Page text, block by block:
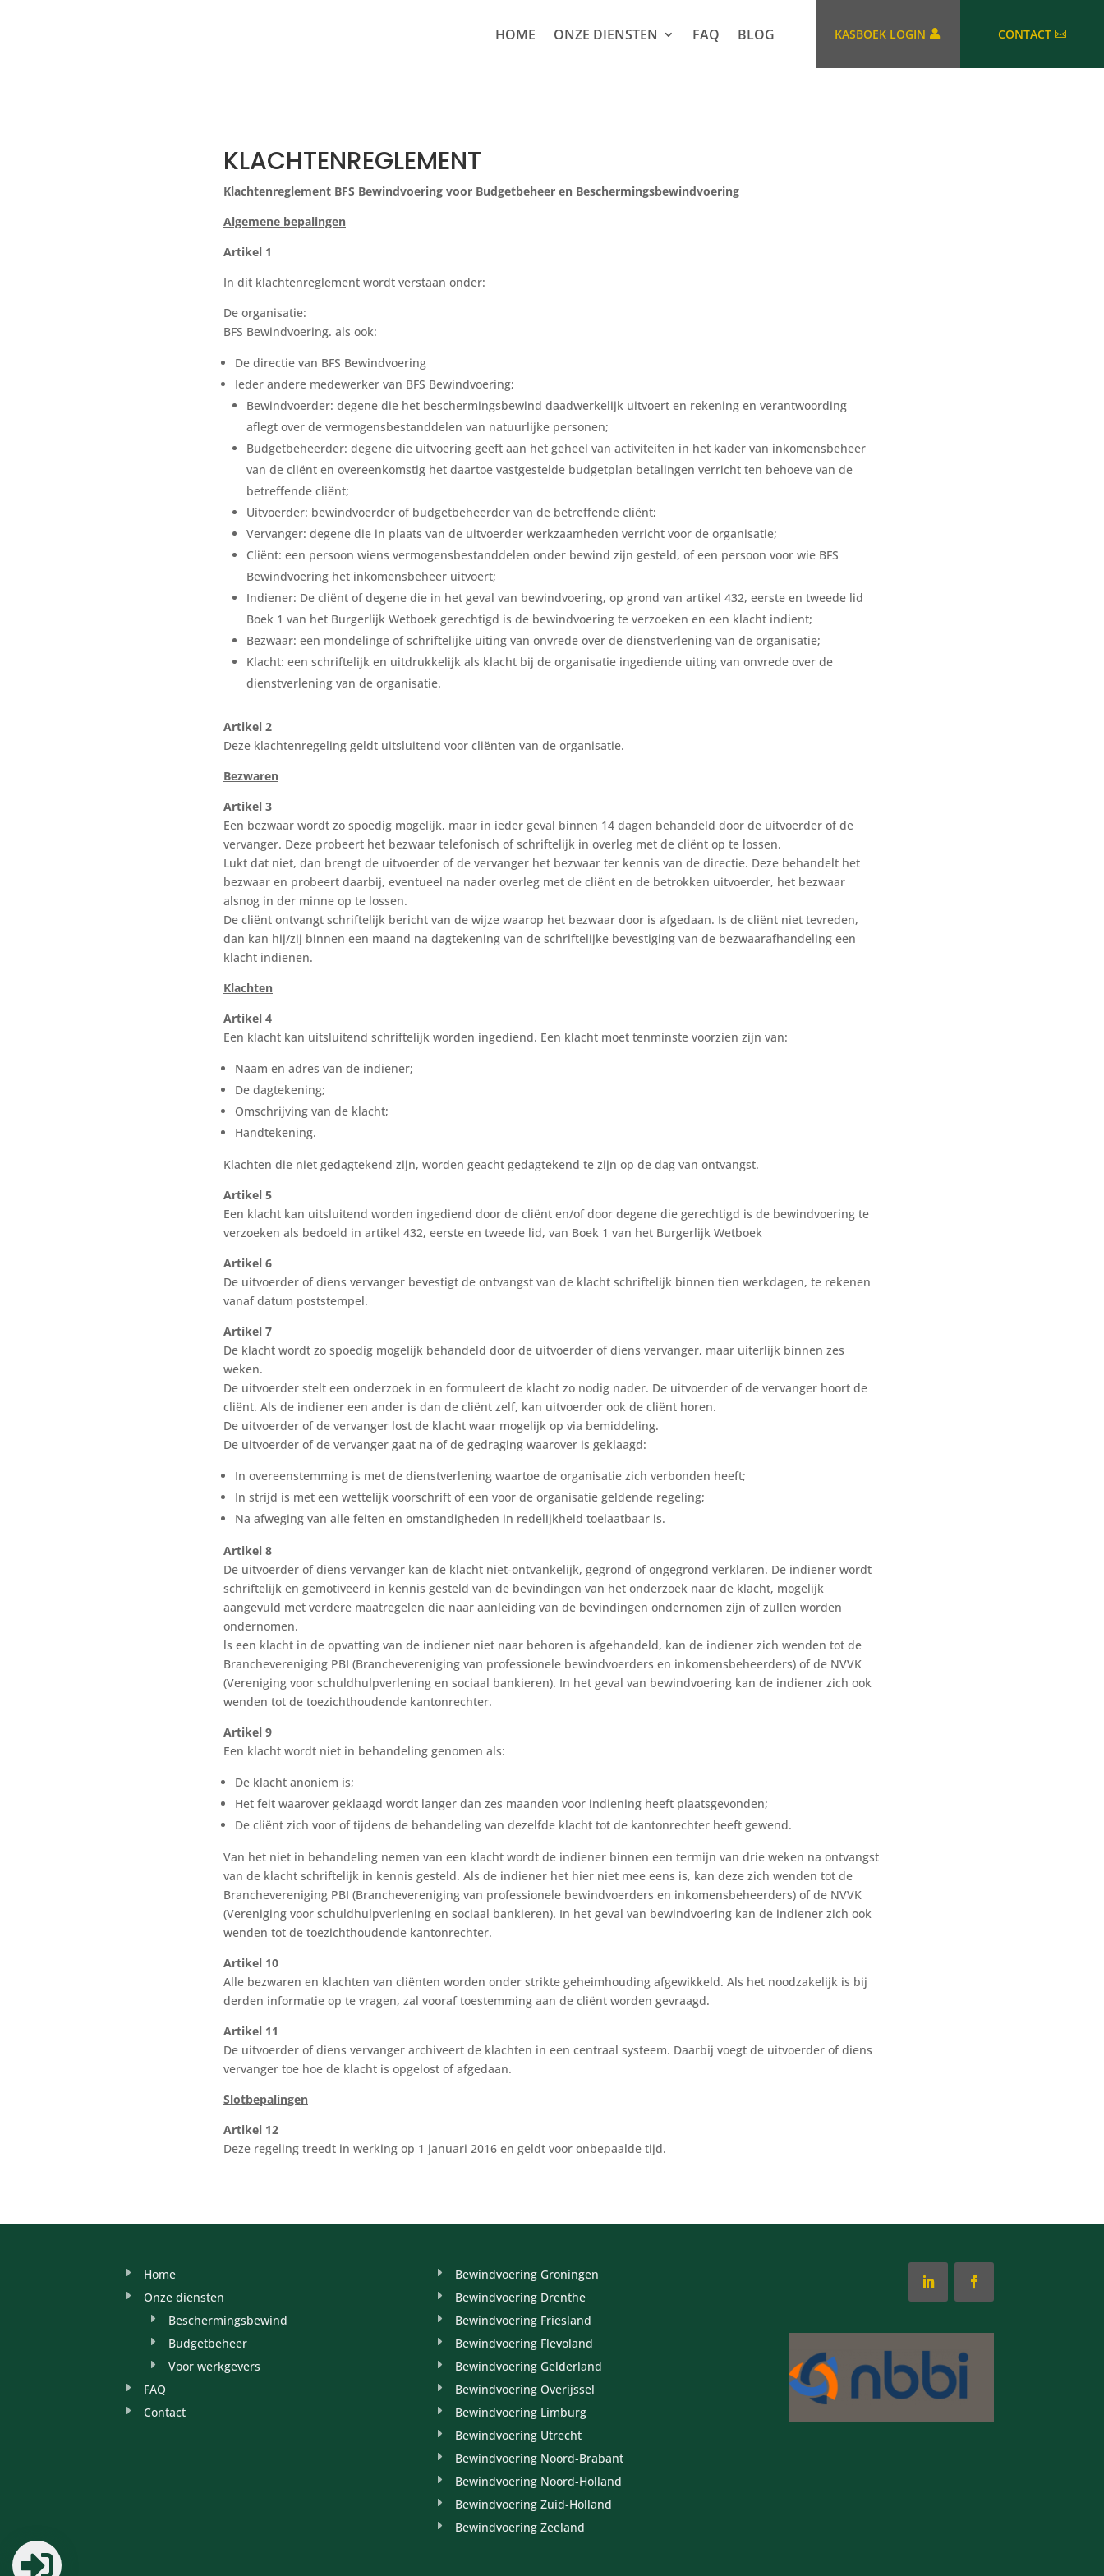
HOME ONZE DIENSTEN FAQ BLOG KASBOEK LOGIN CONTACT
KLACHTENREGLEMENT
Klachtenreglement BFS Bewindvoering voor Budgetbeheer en Beschermingsbewindvoering
Algemene bepalingen
Artikel 1
In dit klachtenreglement wordt verstaan onder:
De organisatie:
BFS Bewindvoering. als ook:
De directie van BFS Bewindvoering
Ieder andere medewerker van BFS Bewindvoering;
Bewindvoerder: degene die het beschermingsbewind daadwerkelijk uitvoert en rekening en verantwoording
aflegt over de vermogensbestanddelen van natuurlijke personen;
Budgetbeheerder: degene die uitvoering geeft aan het geheel van activiteiten in het kader van inkomensbeheer
van de cliënt en overeenkomstig het daartoe vastgestelde budgetplan betalingen verricht ten behoeve van de
betreffende cliënt;
Uitvoerder: bewindvoerder of budgetbeheerder van de betreffende cliënt;
Vervanger: degene die in plaats van de uitvoerder werkzaamheden verricht voor de organisatie;
Cliënt: een persoon wiens vermogensbestanddelen onder bewind zijn gesteld, of een persoon voor wie BFS
Bewindvoering het inkomensbeheer uitvoert;
Indiener: De cliënt of degene die in het geval van bewindvoering, op grond van artikel 432, eerste en tweede lid
Boek 1 van het Burgerlijk Wetboek gerechtigd is de bewindvoering te verzoeken en een klacht indient;
Bezwaar: een mondelinge of schriftelijke uiting van onvrede over de dienstverlening van de organisatie;
Klacht: een schriftelijk en uitdrukkelijk als klacht bij de organisatie ingediende uiting van onvrede over de
dienstverlening van de organisatie.
Artikel 2
Deze klachtenregeling geldt uitsluitend voor cliënten van de organisatie.
Bezwaren
Artikel 3
Een bezwaar wordt zo spoedig mogelijk, maar in ieder geval binnen 14 dagen behandeld door de uitvoerder of de
vervanger. Deze probeert het bezwaar telefonisch of schriftelijk in overleg met de cliënt op te lossen.
Lukt dat niet, dan brengt de uitvoerder of de vervanger het bezwaar ter kennis van de directie. Deze behandelt het
bezwaar en probeert daarbij, eventueel na nader overleg met de cliënt en de betrokken uitvoerder, het bezwaar
alsnog in der minne op te lossen.
De cliënt ontvangt schriftelijk bericht van de wijze waarop het bezwaar door is afgedaan. Is de cliënt niet tevreden,
dan kan hij/zij binnen een maand na dagtekening van de schriftelijke bevestiging van de bezwaarafhandeling een
klacht indienen.
Klachten
Artikel 4
Een klacht kan uitsluitend schriftelijk worden ingediend. Een klacht moet tenminste voorzien zijn van:
Naam en adres van de indiener;
De dagtekening;
Omschrijving van de klacht;
Handtekening.
Klachten die niet gedagtekend zijn, worden geacht gedagtekend te zijn op de dag van ontvangst.
Artikel 5
Een klacht kan uitsluitend worden ingediend door de cliënt en/of door degene die gerechtigd is de bewindvoering te
verzoeken als bedoeld in artikel 432, eerste en tweede lid, van Boek 1 van het Burgerlijk Wetboek
Artikel 6
De uitvoerder of diens vervanger bevestigt de ontvangst van de klacht schriftelijk binnen tien werkdagen, te rekenen
vanaf datum poststempel.
Artikel 7
De klacht wordt zo spoedig mogelijk behandeld door de uitvoerder of diens vervanger, maar uiterlijk binnen zes
weken.
De uitvoerder stelt een onderzoek in en formuleert de klacht zo nodig nader. De uitvoerder of de vervanger hoort de
cliënt. Als de indiener een ander is dan de cliënt zelf, kan uitvoerder ook de cliënt horen.
De uitvoerder of de vervanger lost de klacht waar mogelijk op via bemiddeling.
De uitvoerder of de vervanger gaat na of de gedraging waarover is geklaagd:
In overeenstemming is met de dienstverlening waartoe de organisatie zich verbonden heeft;
In strijd is met een wettelijk voorschrift of een voor de organisatie geldende regeling;
Na afweging van alle feiten en omstandigheden in redelijkheid toelaatbaar is.
Artikel 8
De uitvoerder of diens vervanger kan de klacht niet-ontvankelijk, gegrond of ongegrond verklaren. De indiener wordt
schriftelijk en gemotiveerd in kennis gesteld van de bevindingen van het onderzoek naar de klacht, mogelijk
aangevuld met verdere maatregelen die naar aanleiding van de bevindingen ondernomen zijn of zullen worden
ondernomen.
ls een klacht in de opvatting van de indiener niet naar behoren is afgehandeld, kan de indiener zich wenden tot de
Branchevereniging PBI (Branchevereniging van professionele bewindvoerders en inkomensbeheerders) of de NVVK
(Vereniging voor schuldhulpverlening en sociaal bankieren). In het geval van bewindvoering kan de indiener zich ook
wenden tot de toezichthoudende kantonrechter.
Artikel 9
Een klacht wordt niet in behandeling genomen als:
De klacht anoniem is;
Het feit waarover geklaagd wordt langer dan zes maanden voor indiening heeft plaatsgevonden;
De cliënt zich voor of tijdens de behandeling van dezelfde klacht tot de kantonrechter heeft gewend.
Van het niet in behandeling nemen van een klacht wordt de indiener binnen een termijn van drie weken na ontvangst
van de klacht schriftelijk in kennis gesteld. Als de indiener het hier niet mee eens is, kan deze zich wenden tot de
Branchevereniging PBI (Branchevereniging van professionele bewindvoerders en inkomensbeheerders) of de NVVK
(Vereniging voor schuldhulpverlening en sociaal bankieren). In het geval van bewindvoering kan de indiener zich ook
wenden tot de toezichthoudende kantonrechter.
Artikel 10
Alle bezwaren en klachten van cliënten worden onder strikte geheimhouding afgewikkeld. Als het noodzakelijk is bij
derden informatie op te vragen, zal vooraf toestemming aan de cliënt worden gevraagd.
Artikel 11
De uitvoerder of diens vervanger archiveert de klachten in een centraal systeem. Daarbij voegt de uitvoerder of diens
vervanger toe hoe de klacht is opgelost of afgedaan.
Slotbepalingen
Artikel 12
Deze regeling treedt in werking op 1 januari 2016 en geldt voor onbepaalde tijd.
Home
Onze diensten
Beschermingsbewind
Budgetbeheer
Voor werkgevers
FAQ
Contact
Bewindvoering Groningen
Bewindvoering Drenthe
Bewindvoering Friesland
Bewindvoering Flevoland
Bewindvoering Gelderland
Bewindvoering Overijssel
Bewindvoering Limburg
Bewindvoering Utrecht
Bewindvoering Noord-Brabant
Bewindvoering Noord-Holland
Bewindvoering Zuid-Holland
Bewindvoering Zeeland
